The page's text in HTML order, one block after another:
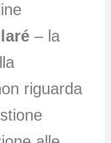
– la
riguarda